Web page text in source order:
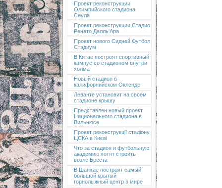
Проект реконструкции
Олимпийского стадиона
Сеула
Проект реконструкции Стадио
Ренато Далль'Ара
Проект нового Сидней Футбол
Стэдиум
В Китае построят спортивный
кампус со стадионом внутри
холма
Новый стадион в
калифорнийском Окленде
Леванте установит на своем
стадионе крышу
Представлен новый проект
Национального стадиона в
Вильнюсе
Проект реконструкції стадіону
ЦСКА в Києві
Что за стадион и футбольную
академию хотят строить
возле Бреста
В Шанхае построят самый
большой крытый
горнолыжный центр в мире